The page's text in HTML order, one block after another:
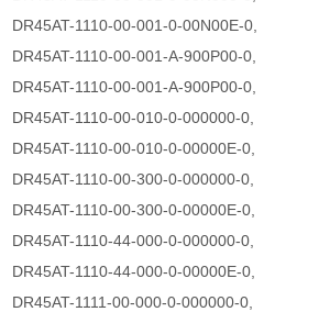
DR45AT-1110-00-001-0-00N00E-0,
DR45AT-1110-00-001-A-900P00-0,
DR45AT-1110-00-001-A-900P00-0,
DR45AT-1110-00-010-0-000000-0,
DR45AT-1110-00-010-0-00000E-0,
DR45AT-1110-00-300-0-000000-0,
DR45AT-1110-00-300-0-00000E-0,
DR45AT-1110-44-000-0-000000-0,
DR45AT-1110-44-000-0-00000E-0,
DR45AT-1111-00-000-0-000000-0,